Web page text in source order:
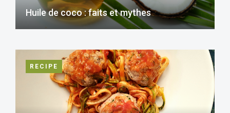
Huile de coco : faits et mythes
RECIPE